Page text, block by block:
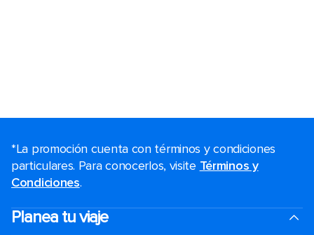
*La promoción cuenta con términos y condiciones
particulares. Para conocerlos, visite Términos y
Condiciones.
Planea tu viaje